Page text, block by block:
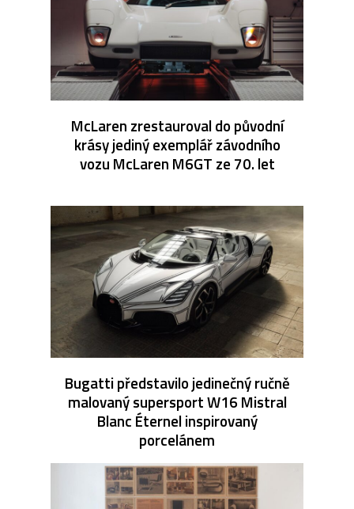
McLaren zrestauroval do původní
krásy jediný exemplář závodního
vozu McLaren M6GT ze 70. let
Bugatti představilo jedinečný ručně
malovaný supersport W16 Mistral
Blanc Éternel inspirovaný
porcelánem